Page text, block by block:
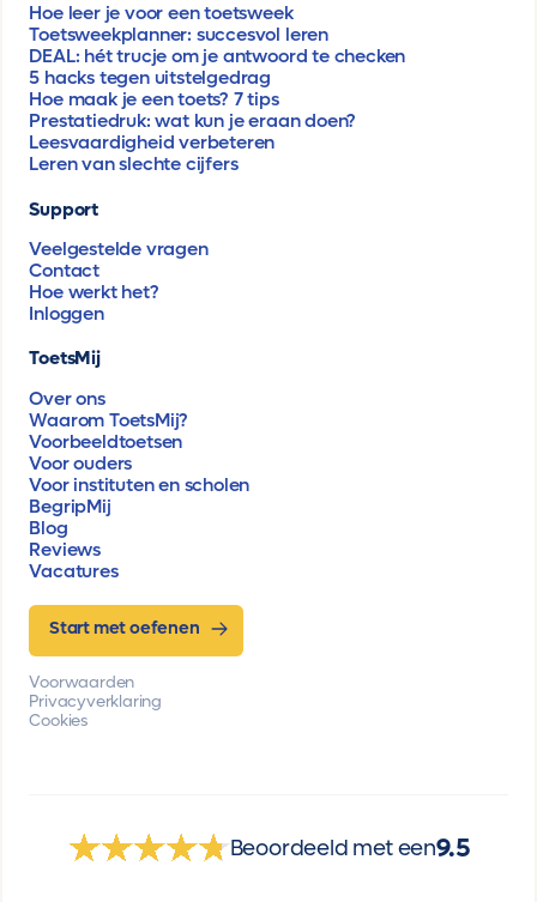
Hoe leer je voor een toetsweek
Toetsweekplanner: succesvol leren
DEAL: hét trucje om je antwoord te checken
5 hacks tegen uitstelgedrag
Hoe maak je een toets? 7 tips
Prestatiedruk: wat kun je eraan doen?
Leesvaardigheid verbeteren
Leren van slechte cijfers
Support
Veelgestelde vragen
Contact
Hoe werkt het?
Inloggen
ToetsMij
Over ons
Waarom ToetsMij?
Voorbeeldtoetsen
Voor ouders
Voor instituten en scholen
BegripMij
Blog
Reviews
Vacatures
Start met oefenen
Voorwaarden
Privacyverklaring
Cookies
Beoordeeld met een9.5